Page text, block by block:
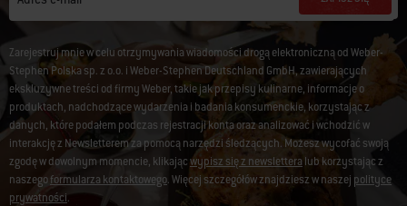
Zarejestruj mnie w celu otrzymywania wiadomości drogą elektroniczną od Weber-
Stephen Polska sp. z o.o. i Weber-Stephen Deutschland GmbH, zawierających
ekskluzywne treści od firmy Weber, takie jak przepisy kulinarne, informacje o
produktach, nadchodzące wydarzenia i badania konsumenckie, korzystając z
danych, które podałem podczas rejestracji konta oraz analizować i wchodzić w
interakcję z Newsletterem za pomocą narzędzi śledzących. Możesz wycofać swoją
zgodę w dowolnym momencie, klikającwypisz się z newslettera lub korzystając z
naszegoformularza kontaktowego. Więcej szczegółów znajdziesz w naszej polityce
prywatności.